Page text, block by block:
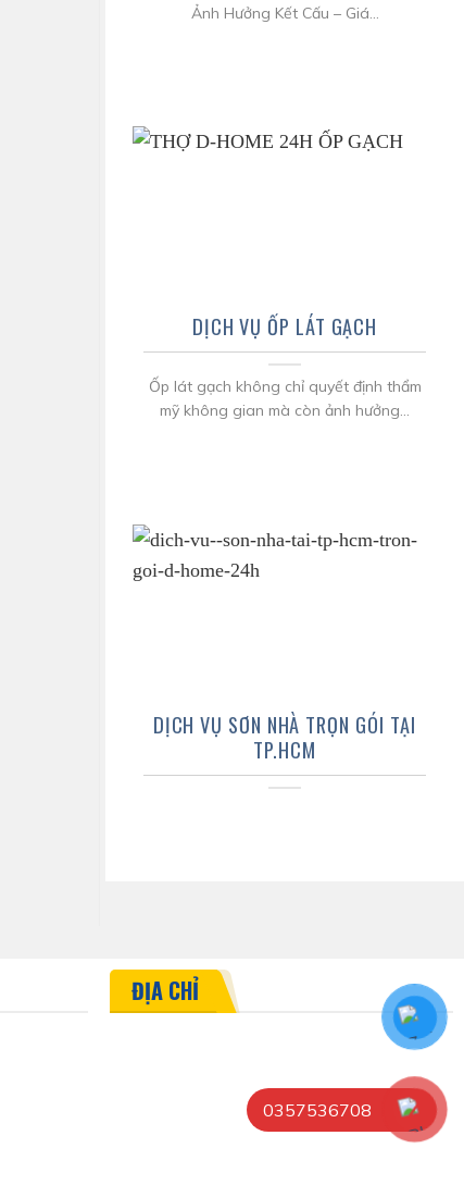
Ảnh Hưởng Kết Cấu – Giá...
DỊCH VỤ ỐP LÁT GẠCH
Ốp lát gạch không chỉ quyết định thẩm
mỹ không gian mà còn ảnh hưởng...
DỊCH VỤ SƠN NHÀ TRỌN GÓI TẠI
TP.HCM
ĐỊA CHỈ
0357536708